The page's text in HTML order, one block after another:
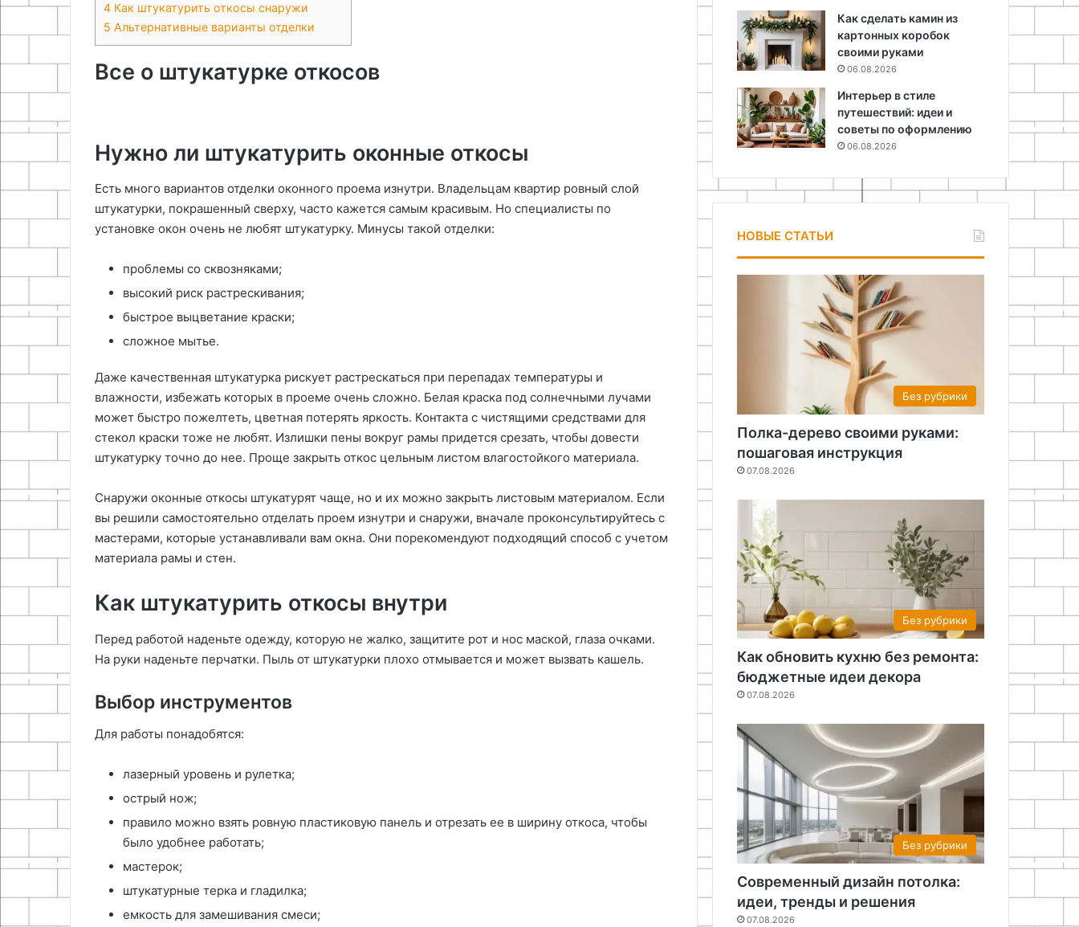
4 Как штукатурить откосы снаружи
5 Альтернативные варианты отделки
Все о штукатурке откосов
Нужно ли штукатурить оконные откосы
Есть много вариантов отделки оконного проема изнутри. Владельцам квартир ровный слой
штукатурки, покрашенный сверху, часто кажется самым красивым. Но специалисты по
установке окон очень не любят штукатурку. Минусы такой отделки:
проблемы со сквозняками;
высокий риск растрескивания;
быстрое выцветание краски;
сложное мытье.
Даже качественная штукатурка рискует растрескаться при перепадах температуры и
влажности, избежать которых в проеме очень сложно. Белая краска под солнечными лучами
может быстро пожелтеть, цветная потерять яркость. Контакта с чистящими средствами для
стекол краски тоже не любят. Излишки пены вокруг рамы придется срезать, чтобы довести
штукатурку точно до нее. Проще закрыть откос цельным листом влагостойкого материала.
Снаружи оконные откосы штукатурят чаще, но и их можно закрыть листовым материалом. Если
вы решили самостоятельно отделать проем изнутри и снаружи, вначале проконсультируйтесь с
мастерами, которые устанавливали вам окна. Они порекомендуют подходящий способ с учетом
материала рамы и стен.
Как штукатурить откосы внутри
Перед работой наденьте одежду, которую не жалко, защитите рот и нос маской, глаза очками.
На руки наденьте перчатки. Пыль от штукатурки плохо отмывается и может вызвать кашель.
Выбор инструментов
Для работы понадобятся:
лазерный уровень и рулетка;
острый нож;
правило можно взять ровную пластиковую панель и отрезать ее в ширину откоса, чтобы
было удобнее работать;
мастерок;
штукатурные терка и гладилка;
емкость для замешивания смеси;
Как сделать камин из
картонных коробок
своими руками
06.08.2026
Интерьер в стиле
путешествий: идеи и
советы по оформлению
06.08.2026
НОВЫЕ СТАТЬИ
Без рубрики
Полка-дерево своими руками:
пошаговая инструкция
07.08.2026
Без рубрики
Как обновить кухню без ремонта:
бюджетные идеи декора
07.08.2026
Без рубрики
Современный дизайн потолка:
идеи, тренды и решения
07.08.2026